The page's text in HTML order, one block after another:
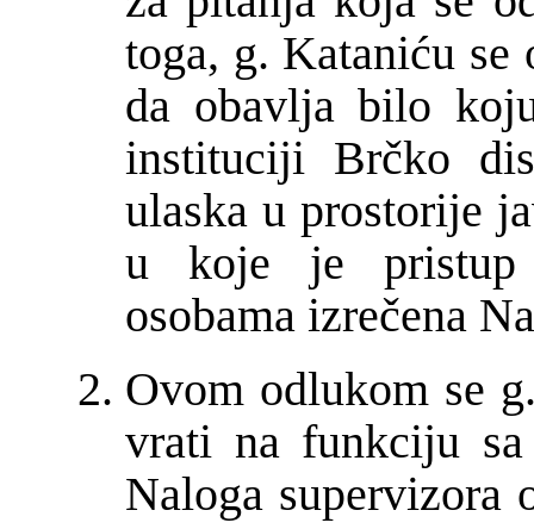
toga, g. Kataniću
da obavlja bilo
instituciji Brčko
ulaska u prostorije
u koje je pristup
osobama izrečena
Ovom odlukom se
vrati na funkciju
Naloga supervizora